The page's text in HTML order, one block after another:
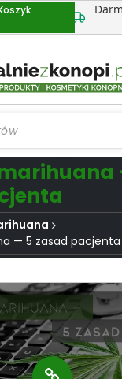
— 5 zasad pacjenta